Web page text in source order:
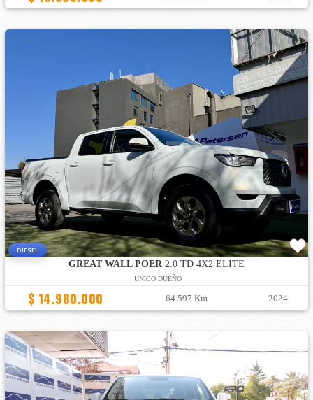
DIESEL
GREAT WALL POER2.0 TD 4X2 ELITE
UNICO DUEÑO
$ 14.980.000 64.597 Km 2024